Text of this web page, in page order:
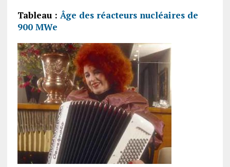
Tableau : Âge des réacteurs nucléaires de
900 MWe